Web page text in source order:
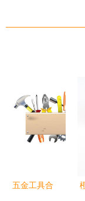
五金工具合